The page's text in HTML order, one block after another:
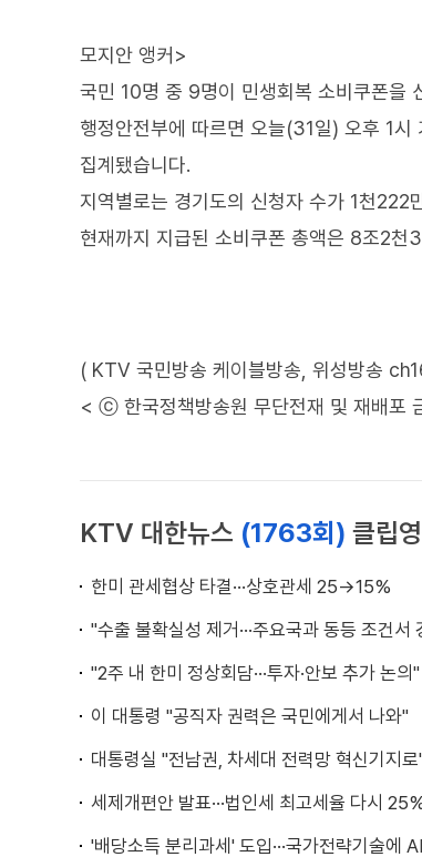
모지안 앵커>
국민 10명 중 9명이 민생회복 소비쿠폰을
행정안전부에 따르면 오늘(31일) 오후 1
집계됐습니다.
지역별로는 경기도의 신청자 수가 1천
현재까지 지급된 소비쿠폰 총액은 8조2천
( KTV 국민방송 케이블방송, 위성방송
< ⓒ 한국정책방송원 무단전재 및 재배포
KTV 대한뉴스 (1763회) 클립
한미 관세협상 타결···상호관세 25→15%
"수출 불확실성 제거···주요국과 동등 조건서
"2주 내 한미 정상회담···투자·안보 추가 논
이 대통령 "공직자 권력은 국민에게서 나와"
대통령실 "전남권, 차세대 전력망 혁신기지로
세제개편안 발표···법인세 최고세율 다시
'배당소득 분리과세' 도입···국가전략기술에